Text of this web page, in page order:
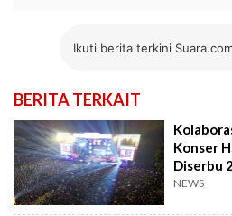
Ikuti berita terkini
BERITA TERKAIT
Konser
Diserbu
NEWS